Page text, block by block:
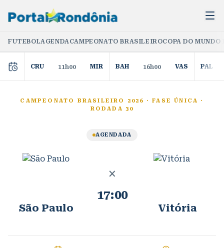
FUTEBOLAGENDACAMPEONATO BRASILEIROCOPA DO
CRU 11h00 MIR BAH 16h00 VAS PAL
CAMPEONATO BRASILEIRO 2026 ·FASE ÚNICA
·
RODADA 30
AGENDADA
São Paulo
×
17:00
Vitória